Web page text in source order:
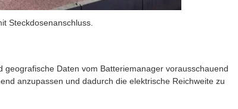
Steckdosenanschluss.
Daten vom Batteriemanager vorausschauend
anzupassen und dadurch die elektrische Reichweite zu